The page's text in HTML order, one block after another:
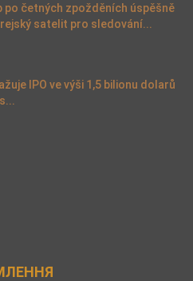
po četných zpožděních úspěšně
satelit pro sledování...
IPO ve výši 1,5 bilionu dolarů